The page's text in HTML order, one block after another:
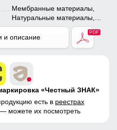
Мембранные материалы,
Натуральные материалы,
Полиэстер, Плащевка,
Тефлон, Ткань, Экологичные
и описание
«Честный ЗНАК»
есть в реестрах
— можете их посмотреть